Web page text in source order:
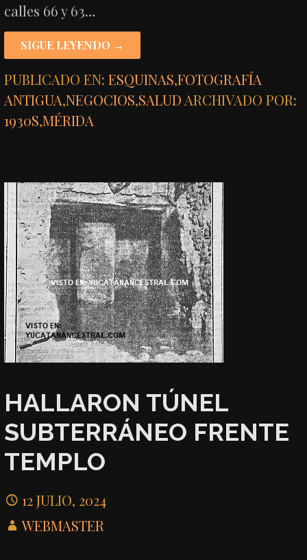
calles 66 y 63…
SIGUE LEYENDO →
PUBLICADO EN:ESQUINAS,FOTOGRAFÍA
ANTIGUA,NEGOCIOS,SALUD ARCHIVADO POR:
1930S,MÉRIDA
HALLARON TÚNEL
SUBTERRÁNEO FRENTE
TEMPLO
12 JULIO, 2024
WEBMASTER